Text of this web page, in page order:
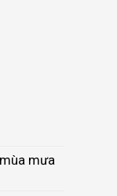
mưa